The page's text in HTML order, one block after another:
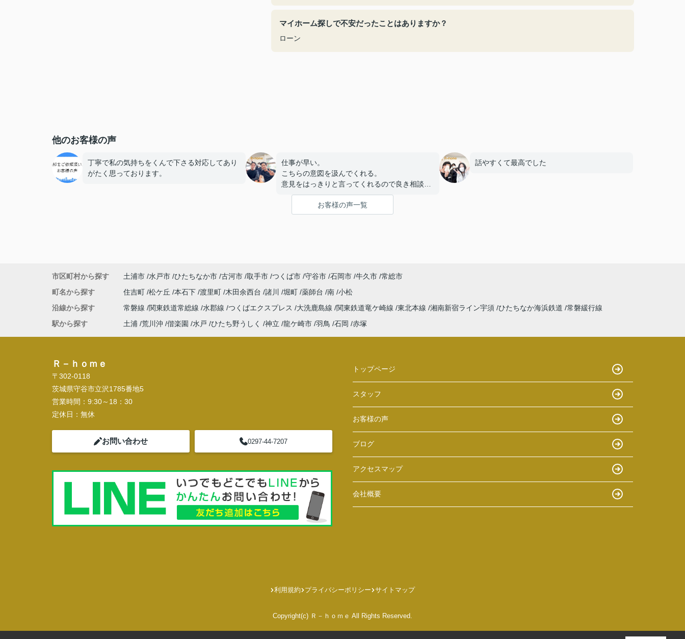
マイホーム探しで不安だったことはありますか？
ローン
他のお客様の声
丁寧で私の気持ちをくんで下さる対応してあり
がたく思っております。
仕事が早い。
こちらの意図を汲んでくれる。
意見をはっきりと言ってくれるので良き相談相
手となりました。
話やすくて最高でした
お客様の声一覧
市区町村から探す 土浦市 水戸市 ひたちなか市 古河市 取手市 つくば市 守谷市 石岡市 牛久市 常総市
町名から探す
住吉町 松ケ丘 本石下 渡里町 木田余西台 諸川 堀町 薬師台 南 小松
沿線から探す
常磐線 関東鉄道常総線 水郡線 つくばエクスプレス 大洗鹿島線 関東鉄道竜ケ崎線 東北本線 湘南新宿ライン宇須 ひたちなか海浜鉄道 常磐緩行線
駅から探す
土浦 荒川沖 偕楽園 水戸 ひたち野うしく 神立 龍ケ崎市 羽鳥 石岡 赤塚
Ｒ－ｈｏｍｅ
〒302-0118
茨城県守谷市立沢1785番地5
営業時間： 9:30～18：30
定休日： 無休
お問い合わせ 0297-44-7207
トップページ
スタッフ
お客様の声
ブログ
アクセスマップ
会社概要
利用規約 プライバシーポリシー サイトマップ
Copyright(c) Ｒ－ｈｏｍｅ All Rights Reserved.